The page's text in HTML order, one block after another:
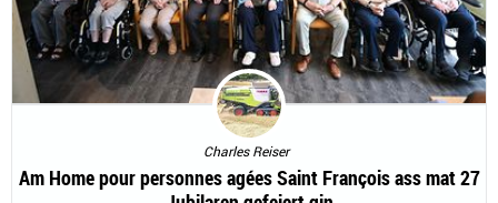
Charles Reiser
Am Home pour personnes agées Saint François ass mat 27